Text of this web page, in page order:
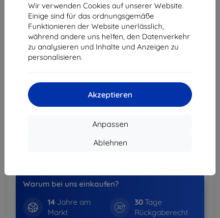
Wir verwenden Cookies auf unserer Website.
Einige sind für das ordnungsgemäße
Funktionieren der Website unerlässlich,
während andere uns helfen, den Datenverkehr
zu analysieren und Inhalte und Anzeigen zu
personalisieren.
Akzeptieren
Anpassen
Ablehnen
In den Warenkorb
Massenrabatt
2Stck.
10%
7,12 €/Stck.
Lieferung 11. August - 12. August
Lieferung ab3,90 € (Frei von 80,00 €)
Hüllen + Displayschutz
Warum bei uns einkaufen?
14Jahre am
Markt
30 Tage
Rückgaberecht